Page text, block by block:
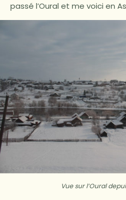
passé l’Oural et me voici en
Vue sur l’Oural